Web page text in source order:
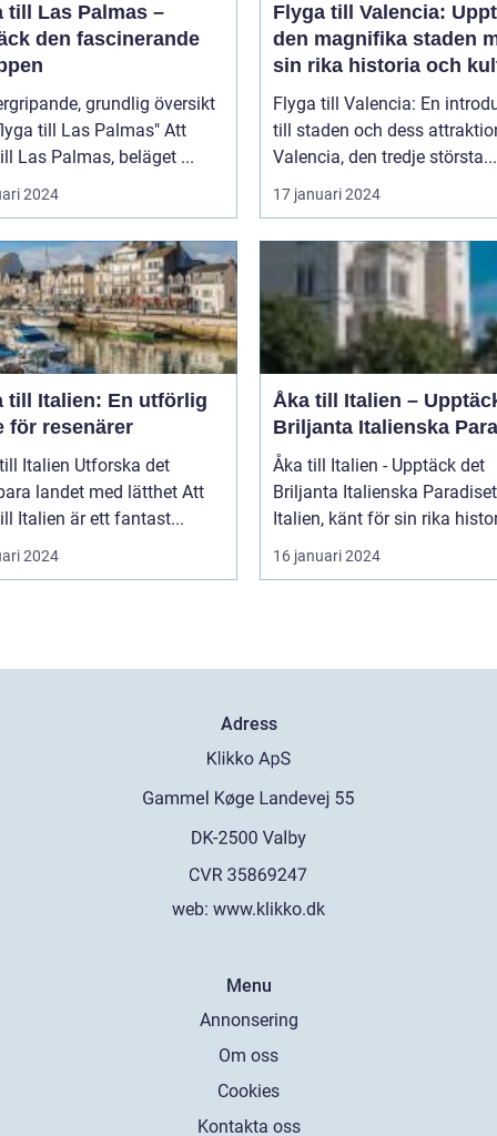
till Las Palmas –
den fascinerande
grundlig översikt
till Las Palmas" Att
Las Palmas, beläget ...
2024
Flyga till Valencia:
den magnifika staden
sin rika historia och
Flyga till Valencia: En
till staden och dess
Valencia, den tredje största...
17 januari 2024
till Italien: En utförlig
för resenärer
Utforska det
landet med lätthet Att
Italien är ett fantast...
2024
Åka till Italien –
Briljanta Italienska
Åka till Italien - Upptäck det
Briljanta Italienska Paradiset
Italien, känt för sin rika
16 januari 2024
Adress
web: www.klikko.dk
Menu
Annonsering
Om oss
Cookies
Kontakta oss